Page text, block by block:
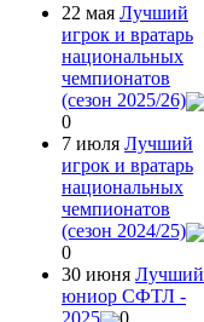
22 мая Лучший
игрок и вратарь
национальных
чемпионатов
(сезон 2025/26)
0
7 июля Лучший
игрок и вратарь
национальных
чемпионатов
(сезон 2024/25)
0
30 июня Лучший
юниор СФТЛ -